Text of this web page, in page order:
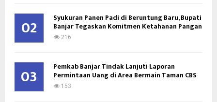
H
02 Syukuran Panen Padi di Beruntung Baru, Bupati
Banjar Tegaskan Komitmen Ketahanan Pangan
216
03 Pemkab Banjar Tindak Lanjuti Laporan
Permintaan Uang di Area Bermain Taman CBS
153